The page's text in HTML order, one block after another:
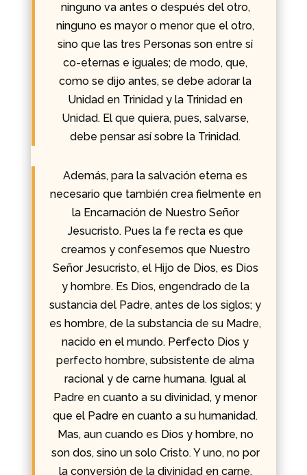
ninguno va antes o después del otro,
ninguno es mayor o menor que el otro,
sino que las tres Personas son entre sí
co-eternas e iguales; de modo, que,
como se dijo antes, se debe adorar la
Unidad en Trinidad y la Trinidad en
Unidad. El que quiera, pues, salvarse,
debe pensar así sobre la Trinidad.
Además, para la salvación eterna es
necesario que también crea fielmente en
la Encarnación de Nuestro Señor
Jesucristo. Pues la fe recta es que
creamos y confesemos que Nuestro
Señor Jesucristo, el Hijo de Dios, es Dios
y hombre. Es Dios, engendrado de la
sustancia del Padre, antes de los siglos; y
es hombre, de la substancia de su Madre,
nacido en el mundo. Perfecto Dios y
perfecto hombre, subsistente de alma
racional y de carne humana. Igual al
Padre en cuanto a su divinidad, y menor
que el Padre en cuanto a su humanidad.
Mas, aun cuando es Dios y hombre, no
son dos, sino un solo Cristo. Y uno, no por
la conversión de la divinidad en carne,